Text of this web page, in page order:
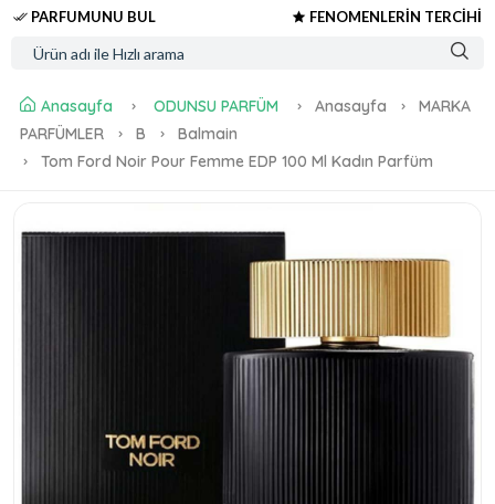
PARFUMUNU BUL FENOMENLERİN TERCİHİ
Anasayfa ODUNSU PARFÜM Anasayfa
MARKA
PARFÜMLER
B
Balmain
Tom Ford Noir Pour Femme EDP 100 Ml Kadın Parfüm